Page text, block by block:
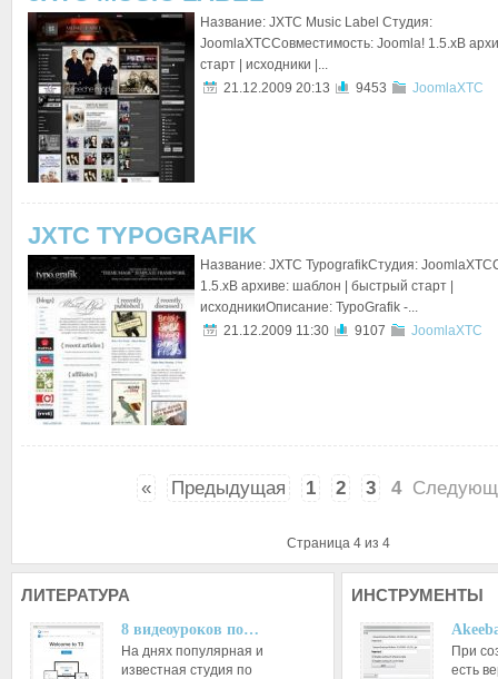
Название: JXTC Music Label Студия:
JoomlaXTCСовместимость: Joomla! 1.5.xВ
старт | исходники |...
21.12.2009 20:13
9453 JoomlaXTC
JXTC TYPOGRAFIK
Название: JXTC TypografikСтудия:
1.5.xВ архиве: шаблон | быстрый старт |
исходникиОписание: TypoGrafik -...
21.12.2009 11:30
9107 JoomlaXTC
« Предыдущая 1 2 3 4
Страница 4 из 4
ЛИТЕРАТУРА
8 видеоуроков по…
На днях популярная и
известная студия по
ИНСТРУМЕНТЫ
При
есть